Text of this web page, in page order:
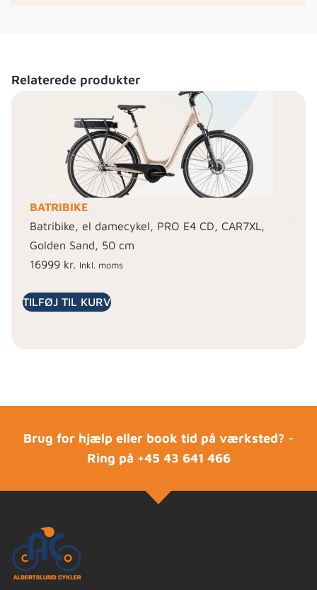
Relaterede produkter
BATRIBIKE
Batribike, el damecykel, PRO E4 CD, CAR7XL,
Golden Sand, 50 cm
16999 kr. Inkl. moms
TILFØJ TIL KURV
Brug for hjælp eller book tid på værksted? -
Ring på +45 43 641 466